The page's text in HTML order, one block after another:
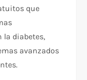
que
la diabetes,
avanzados